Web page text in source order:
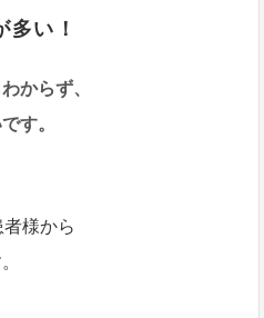
い！
からず、
す。
様から